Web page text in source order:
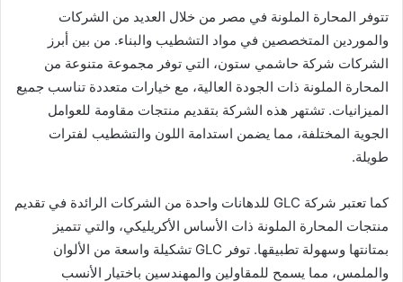
تتوفر المحارة الملونة في مصر من خلال العديد من الشركات
والموردين المتخصصين في مواد التشطيب والبناء. من بين أبرز
الشركات شركة حاشمي ستون، التي توفر مجموعة متنوعة من
المحارة الملونة ذات الجودة العالية، مع خيارات متعددة تناسب جميع
الميزانيات. تشتهر هذه الشركة بتقديم منتجات مقاومة للعوامل
الجوية المختلفة، مما يضمن استدامة اللون والتشطيب لفترات
طويلة.
كما تعتبر شركة GLC للدهانات واحدة من الشركات الرائدة في تقديم
منتجات المحارة الملونة ذات الأساس الأكريليكي، والتي تتميز
بمتانتها وسهولة تطبيقها. توفر GLC تشكيلة واسعة من الألوان
والملمس، مما يسمح للمقاولين والمهندسين باختيار الأنسب